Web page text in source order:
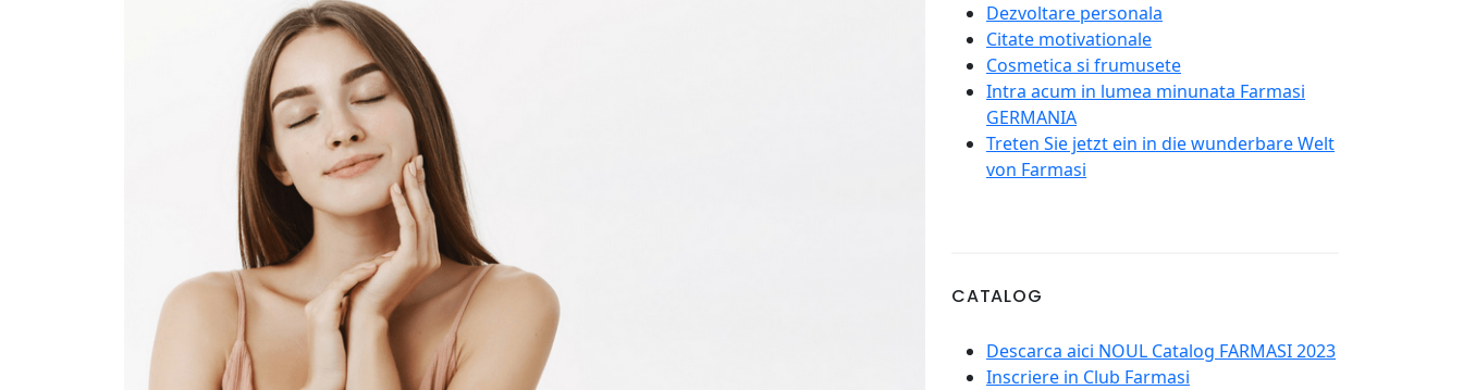
Dezvoltare personala
Citate motivationale
Cosmetica si frumusete
Intra acum in lumea minunata Farmasi
GERMANIA
Treten Sie jetzt ein in die wunderbare Welt
von Farmasi
CATALOG
Descarca aici NOUL Catalog FARMASI 2023
Inscriere in Club Farmasi